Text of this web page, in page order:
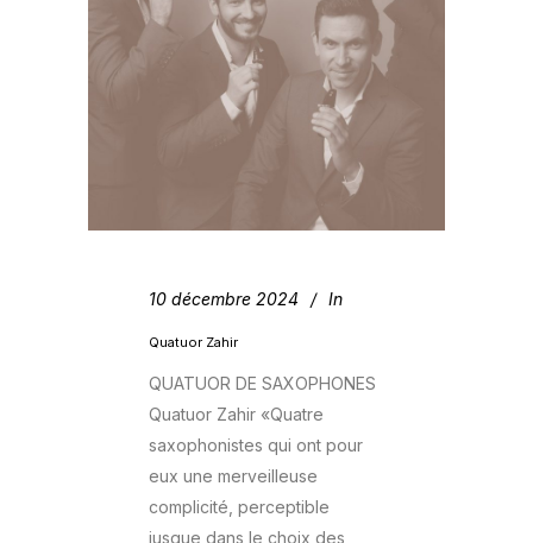
10 décembre 2024 In
Quatuor Zahir
QUATUOR DE SAXOPHONES
Quatuor Zahir «Quatre
saxophonistes qui ont pour
eux une merveilleuse
complicité, perceptible
jusque dans le choix des